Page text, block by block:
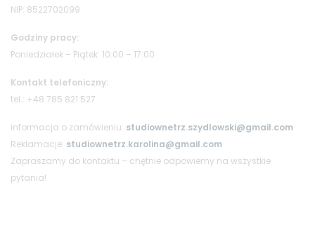
NIP: 8522702099
Godziny pracy:
Poniedziałek – Piątek: 10:00 – 17:00
Kontakt telefoniczny:
tel.: +48 785 821 527
informacja o zamówieniu: studiownetrz.szydlowski@gmail.com
Reklamacje: studiownetrz.karolina@gmail.com
Zapraszamy do kontaktu – chętnie odpowiemy na wszystkie
pytania!